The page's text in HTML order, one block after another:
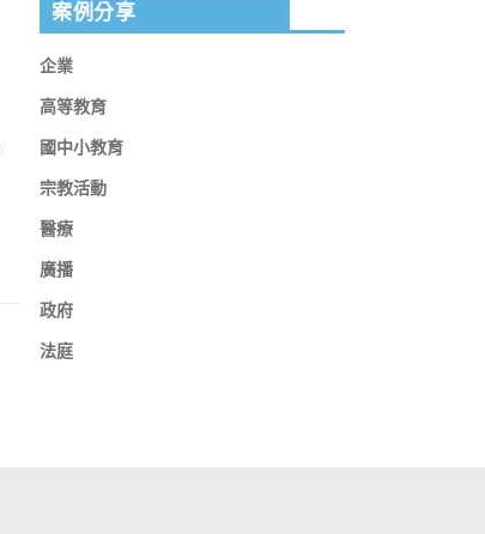
案例分享
企業
高等教育
國中小教育
宗教活動
醫療
廣播
政府
法庭